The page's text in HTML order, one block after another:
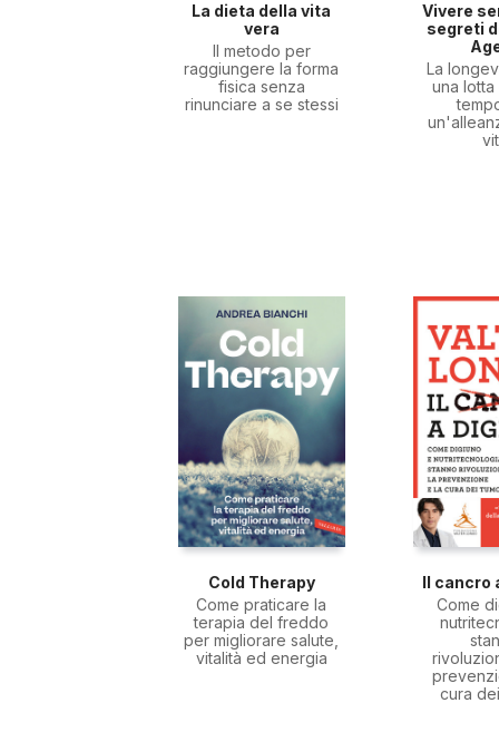
La dieta della vita
vera
Il metodo per
raggiungere la forma
fisica senza
rinunciare a se stessi
Vivere
segreti
La
una
Cold Therapy
Come praticare la
terapia del freddo
per migliorare salute,
vitalità ed energia
Il cancro
Come
cura